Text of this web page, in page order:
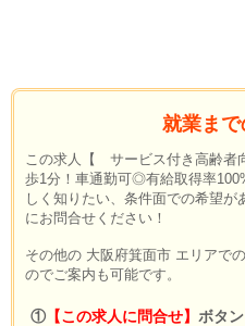
就業ま
この求人【 サービス付き高齢者
歩1分！車通勤可◎有給取得率
しく知りたい、条件面での希望
にお問合せください！
その他の 大阪府箕面市 エリアで
のでご案内も可能です。
① 【この求人に問合せ】 ボタ